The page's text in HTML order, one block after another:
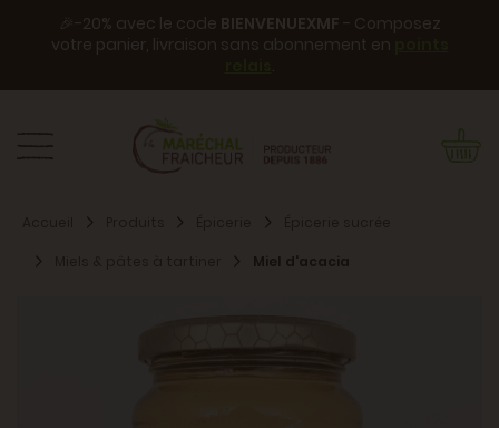
🎉-20% avec le code BIENVENUEXMF - Composez
votre panier, livraison sans abonnement en
.
Miel d'acacia